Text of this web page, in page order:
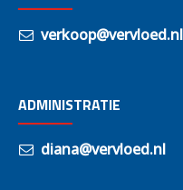
verkoop@vervloed.nl
ADMINISTRATIE
diana@vervloed.nl